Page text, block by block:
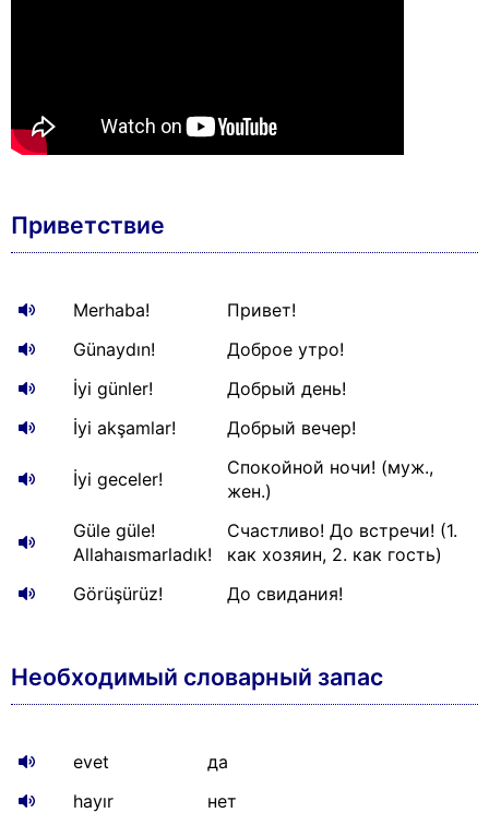
Приветствие
Merhaba!
Привет!
Günaydın!
Доброе утро!
İyi günler!
Добрый день!
İyi akşamlar!
Добрый вечер!
İyi geceler!
Спокойной ночи! (муж.,
жен.)
Güle güle!
Allahaısmarladık!
Счастливо! До встречи! (1.
как хозяин, 2. как гость)
Görüşürüz!
До свидания!
Необходимый словарный запас
evet
да
hayır
нет